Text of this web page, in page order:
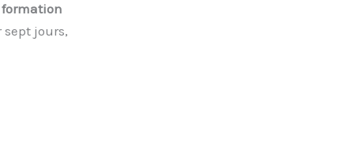
formation
jours,